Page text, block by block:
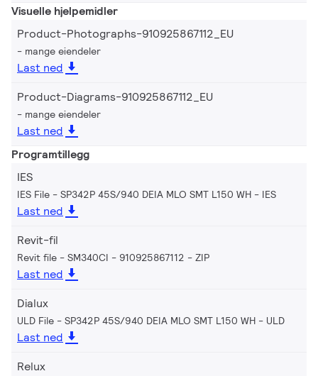
Visuelle hjelpemidler
Product-Photographs-910925867112_EU
mange eiendeler
Last ned
Product-Diagrams-910925867112_EU
mange eiendeler
Last ned
Programtillegg
IES
IES File - SP342P 45S/940 DEIA MLO SMT L150 WH IES
Last ned
Revit-fil
Revit file - SM340CI - 910925867112 ZIP
Last ned
Dialux
ULD File - SP342P 45S/940 DEIA MLO SMT L150 WH ULD
Last ned
Relux